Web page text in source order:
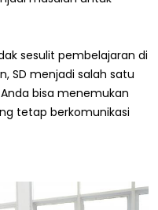
sesulit pembelajaran di
SD menjadi salah satu
bisa menemukan
tetap berkomunikasi